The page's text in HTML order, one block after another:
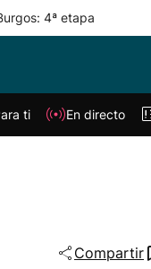
4ª etapa
Klisk
ti En directo
Compartir